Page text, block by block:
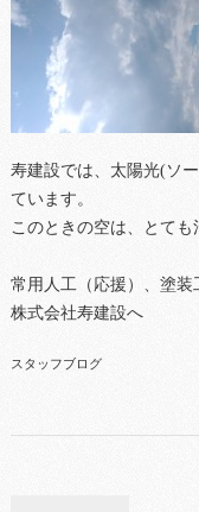
寿建設では、太陽光(ソ
ています。
このときの空は、とても
常用人工（応援）、塗
株式会社寿建設へ
スタッフブログ